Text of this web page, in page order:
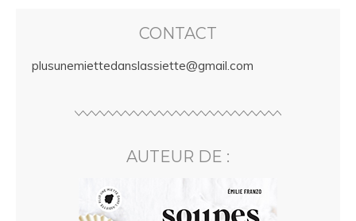
CONTACT
plusunemiettedanslassiette@gmail.com
AUTEUR DE :